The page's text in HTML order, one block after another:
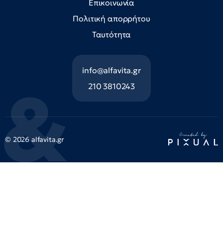
Επικοινωνία
Πολιτική απορρήτου
Ταυτότητα
info@alfavita.gr
210 3810243
© 2026 alfavita.gr